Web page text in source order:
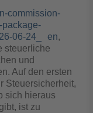
commission-
package-
06-24_ en,
steuerliche
und
Auf den ersten
Steuersicherheit,
sich hieraus
ist zu